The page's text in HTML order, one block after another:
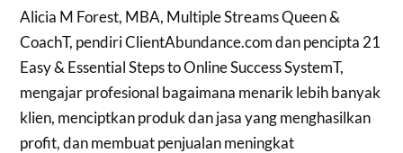
Alicia M Forest, MBA, Multiple Streams Queen &
CoachT, pendiri ClientAbundance.com dan pencipta 21
Easy & Essential Steps to Online Success SystemT,
mengajar profesional bagaimana menarik lebih banyak
klien, menciptkan produk dan jasa yang menghasilkan
profit, dan membuat penjualan meningkat